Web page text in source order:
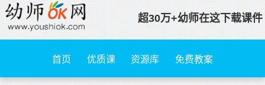
超30万+幼师在这下载课件
首页 优质课 资源库 免费教案